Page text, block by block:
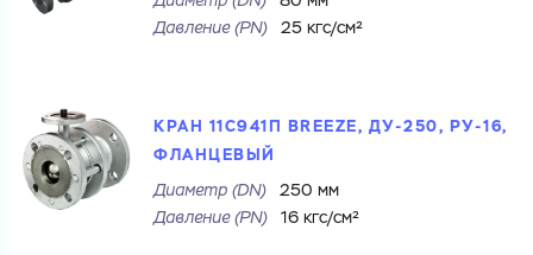
Cоглашаюсь на обработку персональных данных
Cоглашаюсь на обработку
ОТПРАВИТЬ
ЗАГРУЗИТЬ
Файл с реквизитами огранизации (любой формат, макс. 20
Давление (РN)
25 кгс/см²
КРАН 11С941П BREEZE, ДУ-250, РУ-16,
ФЛАНЦЕВЫЙ
Диаметр (DN)
250 мм
Давление (РN)
16 кгс/см²